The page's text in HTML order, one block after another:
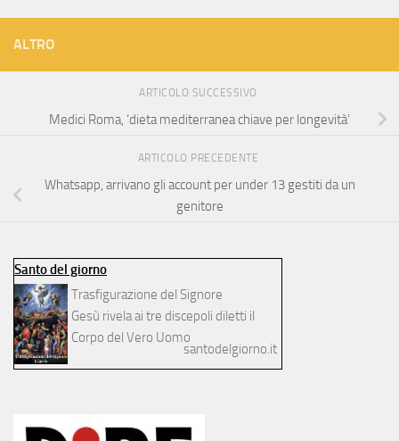
ALTRO
ARTICOLO SUCCESSIVO
Medici Roma, ‘dieta mediterranea chiave per longevità’
ARTICOLO PRECEDENTE
Whatsapp, arrivano gli account per under 13 gestiti da un
genitore
Santo del giorno
Trasfigurazione del Signore
Gesù rivela ai tre discepoli diletti il
Corpo del Vero Uomo
santodelgiorno.it